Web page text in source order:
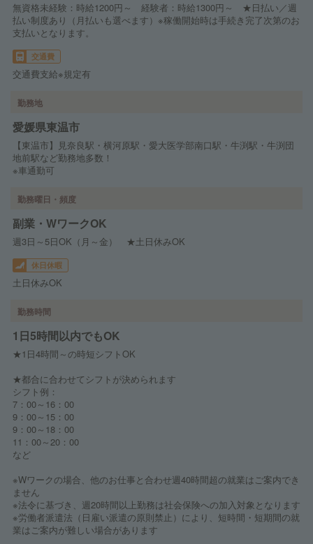
無資格未経験：時給1200円～ 経験者：時給1300円～ ★日払い／週
払い制度あり（月払いも選べます）※稼働開始時は手続き完了次第のお
支払いとなります。
交通費
交通費支給※規定有
勤務地
愛媛県東温市
【東温市】見奈良駅・横河原駅・愛大医学部南口駅・牛渕駅・牛渕団
地前駅など勤務地多数！
※車通勤可
勤務曜日・頻度
副業・WワークOK
週3日～5日OK（月～金） ★土日休みOK
休日休暇
土日休みOK
勤務時間
1日5時間以内でもOK
★1日4時間～の時短シフトOK
★都合に合わせてシフトが決められます
シフト例：
7：00～16：00
9：00～15：00
9：00～18：00
11：00～20：00
など
※Wワークの場合、他のお仕事と合わせ週40時間超の就業はご案内でき
ません
※法令に基づき、週20時間以上勤務は社会保険への加入対象となります
※労働者派遣法（日雇い派遣の原則禁止）により、短時間・短期間の就
業はご案内が難しい場合があります